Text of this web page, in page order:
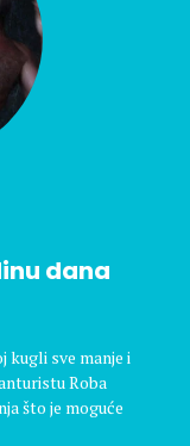
dana
kugli sve manje i
Roba
što je moguće